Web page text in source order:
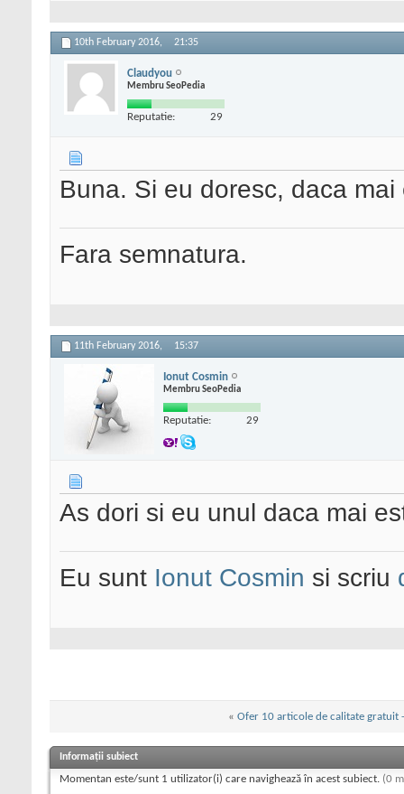
10th February 2016, 21:35
Claudyou
Membru SeoPedia
Reputatie: 29
Buna. Si eu doresc, daca
Fara semnatura.
11th February 2016, 15:37
Ionut Cosmin
Membru SeoPedia
Reputatie: 29
As dori si eu unul daca mai
Eu sunt Ionut Cosmin si scriu
« Ofer 10 articole de calitate gratuit
Informații subiect
Momentan este/sunt 1 utilizator(i) care navighează în acest subiect. (0